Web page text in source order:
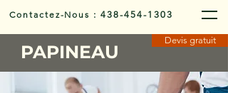
Contactez-Nous :438-454-1303
PAPINEAU
Devis gratuit